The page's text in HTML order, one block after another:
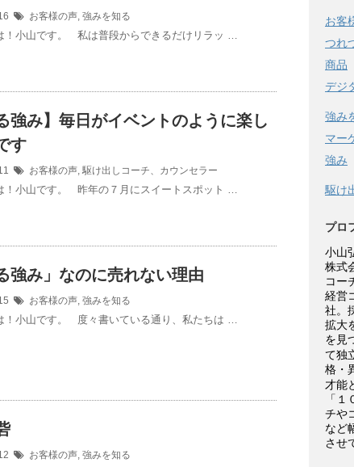
お客様の声, 強みを知る
！小山です。 私は普段からできるだけリラッ …
強み】毎日がイベントのように楽し
す
お客様の声, 駆け出しコーチ、カウンセラー
！小山です。 昨年の７月にスイートスポット …
強み」なのに売れない理由
お客様の声, 強みを知る
！小山です。 度々書いている通り、私たちは …
お客様の声, 強みを知る
お客
つれ
商品
デジ
強み
マー
強み
駆け
プロ
小山
株式
コー
経営
社。
拡大
を見
て独
格・
才能
「
チや
など
させ